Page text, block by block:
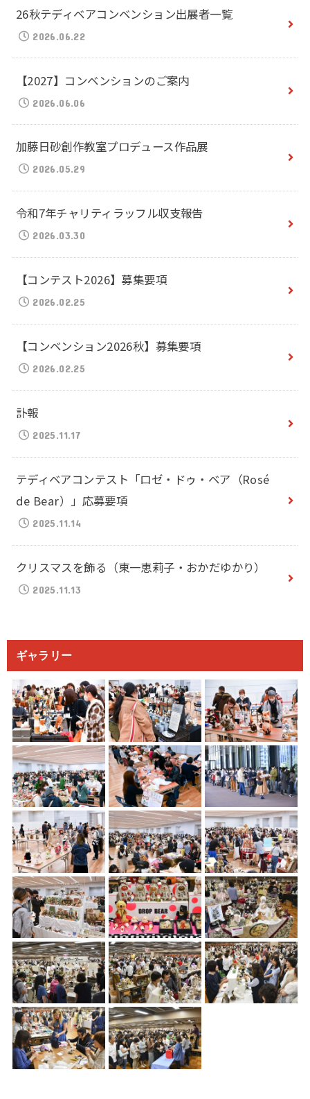
26秋テディベアコンベンション出展者一覧
2026.06.22
【2027】コンベンションのご案内
2026.06.06
加藤日砂創作教室プロデュース作品展
2026.05.29
令和7年チャリティラッフル収支報告
2026.03.30
【コンテスト2026】募集要項
2026.02.25
【コンベンション2026秋】募集要項
2026.02.25
訃報
2025.11.17
テディベアコンテスト「ロゼ・ドゥ・ベア（Rosé
de Bear）」応募要項
2025.11.14
クリスマスを飾る（東一恵莉子・おかだゆかり）
2025.11.13
ギャラリー